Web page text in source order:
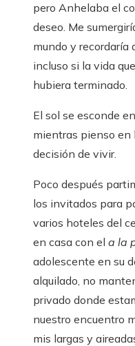
pero Anhelaba el
deseo. Me
mundo y recordaría
incluso si la vida
hubiera terminado.
El sol se esconde
mientras pienso en
decisión de vivir.
Poco después
los invitados para
varios hoteles del
en casa con el a la
adolescente en su
alquilado, no
privado donde
nuestro encuentro
mis largas y